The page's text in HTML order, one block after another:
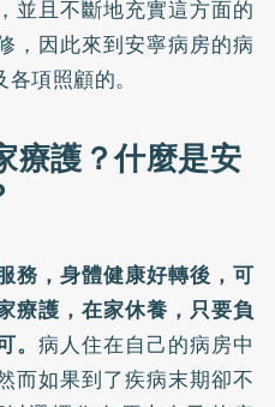
並且不斷地充實這方面的
，因此來到安寧病房的病
項照顧的。
療護？什麼是安
務，身體健康好轉後，可
療護，在家休養，只要負
。病人住在自己的病房中
而如果到了疾病末期卻不